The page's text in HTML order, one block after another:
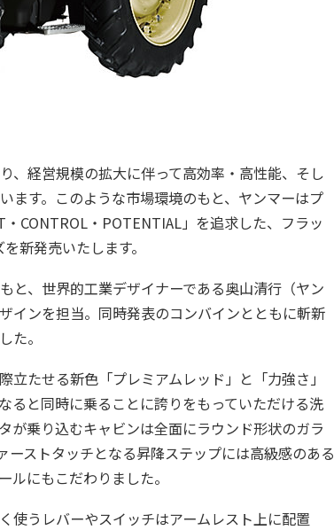
、経営規模の拡大に伴って高効率・高性能、そし
ます。このような市場環境のもと、ヤンマーはプ
CONTROL・POTENTIAL」を追求した、フラッ
新発売いたします。
と、世界的工業デザイナーである奥山清行（ヤン
インを担当。同時発表のコンバインとともに斬新
た。
たせる新色「プレミアムレッド」と「力強さ」
ると同時に乗ることに誇りをもっていただける洗
が乗り込むキャビンは全面にラウンド形状のガラ
ストタッチとなる昇降ステップには高級感のある
ルにもこだわりました。
使うレバーやスイッチはアームレスト上に配置